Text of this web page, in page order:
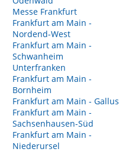
Messe Frankfurt
Frankfurt am Main -
Nordend-West
Frankfurt am Main -
Schwanheim
Unterfranken
Frankfurt am Main -
Bornheim
Frankfurt am Main - Gallus
Frankfurt am Main -
Sachsenhausen-Süd
Frankfurt am Main -
Niederursel